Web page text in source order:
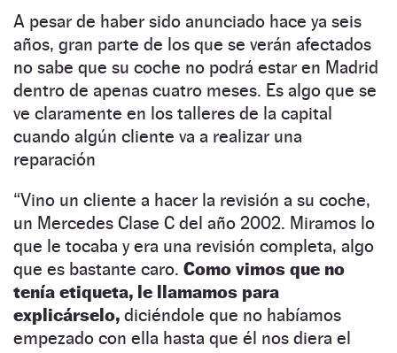
A pesar de haber sido anunciado hace ya seis
años, gran parte de los que se verán afectados
no sabe que su coche no podrá estar en Madrid
dentro de apenas cuatro meses. Es algo que se
ve claramente en los talleres de la capital
cuando algún cliente va a realizar una
reparación
“Vino un cliente a hacer la revisión a su coche,
un Mercedes Clase C del año 2002. Miramos lo
que le tocaba y era una revisión completa, algo
que es bastante caro. Como vimos que no
tenía etiqueta, le llamamos para
explicárselo, diciéndole que no habíamos
empezado con ella hasta que él nos diera el